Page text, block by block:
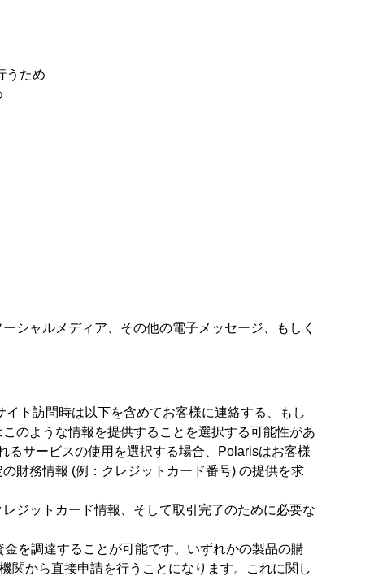
うため
シャルメディア、その他の電子メッセージ、もしく
ト訪問時は以下を含めてお客様に連絡する、もし
のような情報を提供することを選択する可能性があ
るサービスの使用を選択する場合、Polarisはお客様
財務情報 (例：クレジットカード番号) の提供を求
ジットカード情報、そして取引完了のために必要な
を調達することが可能です。いずれかの製品の購
関から直接申請を行うことになります。これに関し